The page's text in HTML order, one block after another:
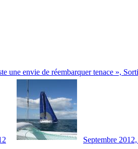
une envie de réembarquer tenace »,
Septembre